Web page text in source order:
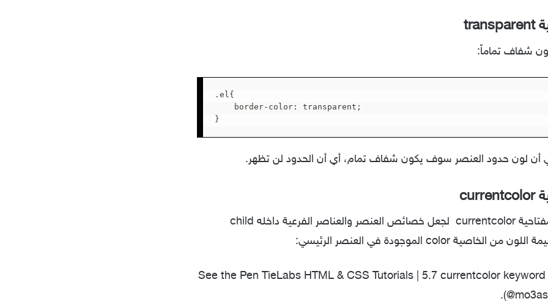
transparent
شفاف تماماً:
.el{
    border-color: transparent;
}
أن لون حدود العنصر سوف يكون شفاف تمام، أي أن الحدود لن تظهر.
currentcolor
currentcolor
لجعل خصائص العنصر والعناصر الفرعية داخله child
color الموجودة في العنصر الرئيسي:
See the Pen TieLabs HTML & CSS Tutorials | 5.7 currentcolor